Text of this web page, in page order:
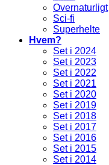
Overnaturligt
Sci-fi
Superhelte
Hvem?
Set i 2024
Set i 2023
Set i 2022
Set i 2021
Set i 2020
Set i 2019
Set i 2018
Set i 2017
Set i 2016
Set i 2015
Set i 2014